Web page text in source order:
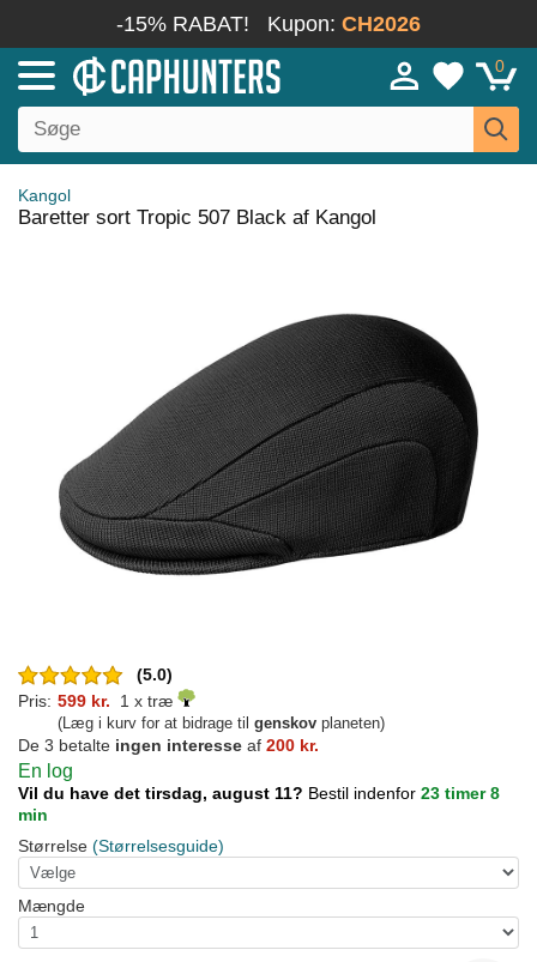
-15% RABAT! Kupon: CH2026
0
Kangol
Baretter sort Tropic 507 Black af Kangol
(5.0)
Pris: 599 kr. 1 x træ
(Læg i kurv for at bidrage til genskov planeten)
De 3 betalte ingen interesse af 200 kr.
En log
Vil du have det tirsdag, august 11? Bestil indenfor 23 timer 8
min
Størrelse (Størrelsesguide)
Mængde